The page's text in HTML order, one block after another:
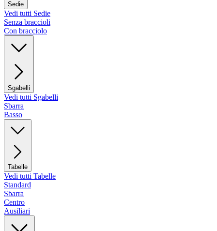
Sedie
Vedi tutti Sedie
Senza braccioli
Con bracciolo
Sgabelli
Vedi tutti Sgabelli
Sbarra
Basso
Tabelle
Vedi tutti Tabelle
Standard
Sbarra
Centro
Ausiliari